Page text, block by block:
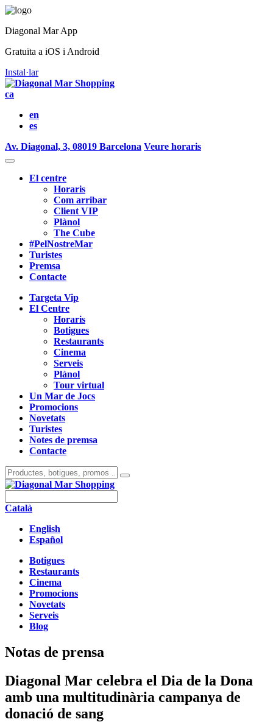
Diagonal Mar App
Gratuïta a iOS i Android
Instal·lar
ca
en
es
Av. Diagonal, 3, 08019 Barcelona Veure horaris
El centre
Horaris
Com arribar
Client VIP
Plànol
The Cube
#PelNostreMar
Turistes
Premsa
Contacte
Targeta Vip
El Centre
Horaris
Botigues
Restaurants
Cinema
Serveis
Plànol
Tour virtual
Un Mar de Jocs
Promocions
Novetats
Turistes
Notes de premsa
Contacte
Català
English
Español
Botigues
Restaurants
Cinema
Promocions
Novetats
Serveis
Blog
Notas de prensa
Diagonal Mar celebra el Dia de la Dona
amb una multitudinària campanya de
donació de sang